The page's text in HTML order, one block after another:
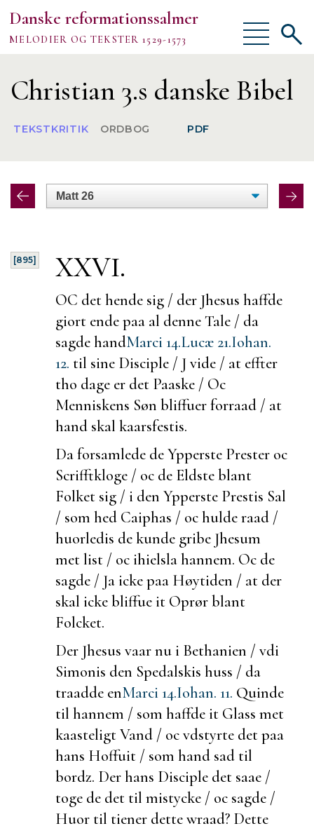
Danske reformationssalmer
MELODIER OG TEKSTER 1529-1573
Vis/skjul
menu
Om
TEKSTER
MELODIER
Vis/
Christian 3.s danske Bibel
TEKSTKRITIK ORDBOG PDF
[895] XXVI.
OC det hende sig / der Jhesus haffde
giort ende paa al denne Tale / da
sagde handMarci 14.Lucæ 21.Iohan.
12. til sine Disciple / J vide / at effter
tho dage er det Paaske / Oc
Menniskens Søn bliffuer forraad / at
hand skal kaarsfestis.
Da forsamlede de Ypperste Prester oc
Scrifftkloge / oc de Eldste blant
Folket sig / i den Ypperste Prestis Sal
/ som hed Caiphas / ochulde raad /
huorledis de kunde gribe Jhesum
met list / oc ihielsla hannem. Oc de
sagde / Ja icke paa Høytiden / at der
skal icke bliffue it Oprør blant
Folcket.
Der Jhesus vaar nu i Bethanien / vdi
Simonis den Spedalskis huss / da
traadde enMarci 14.Iohan. 11. Quinde
til hannem / som haffde it Glass met
kaasteligt Vand / ocvdstyrte det paa
hans Hoffuit / som hand sad til
bordz. Der hans Disciple det saae /
toge de det til mistycke / oc sagde /
Huor til tiener dettewraad? Dette